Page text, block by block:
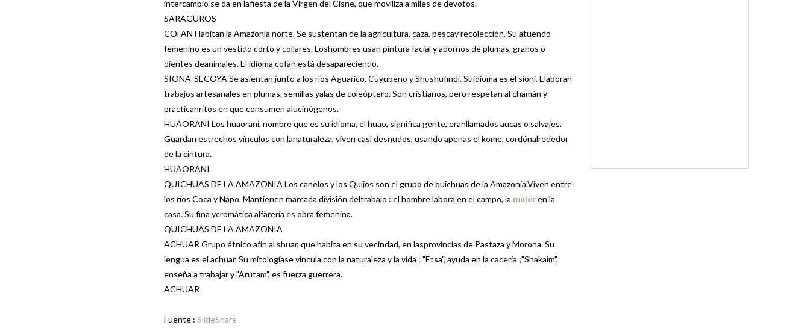
intercambio se da en lafiesta de la Virgen del Cisne, que moviliza a miles de devotos.
SARAGUROS
COFAN Habitan la Amazonia norte. Se sustentan de la agricultura, caza, pescay recolección. Su atuendo
femenino es un vestido corto y collares. Loshombres usan pintura facial y adornos de plumas, granos o
dientes deanimales. El idioma cofán está desapareciendo.
SIONA-SECOYA Se asientan junto a los ríos Aguarico, Cuyubeno y Shushufindi. Suidioma es el sioni. Elaboran
trabajos artesanales en plumas, semillas yalas de coleóptero. Son cristianos, pero respetan al chamán y
practicanritos en que consumen alucinógenos.
HUAORANI Los huaorani, nombre que es su idioma, el huao, significa gente, eranllamados aucas o salvajes.
Guardan estrechos vínculos con lanaturaleza, viven casi desnudos, usando apenas el kome, cordónalrededor
de la cintura.
HUAORANI
QUICHUAS DE LA AMAZONIA Los canelos y los Quijos son el grupo de quichuas de la Amazonía.Viven entre
los ríos Coca y Napo. Mantienen marcada división deltrabajo : el hombre labora en el campo, la mujeren la
casa. Su fina ycromática alfarería es obra femenina.
QUICHUAS DE LA AMAZONIA
ACHUAR Grupo étnico afín al shuar, que habita en su vecindad, en lasprovincias de Pastaza y Morona. Su
lengua es el achuar. Su mitologíase vincula con la naturaleza y la vida : "Etsa", ayuda en la cacería ;"Shakaim",
enseña a trabajar y "Arutam", es fuerza guerrera.
ACHUAR
Fuente : SlideShare